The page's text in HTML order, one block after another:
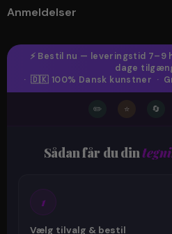
Anmeldelser
⚡ Bestil nu — leveringstid 7–9
dage
· 🇩🇰 100% Dansk kunstner ·
✏️ ⭐ 🔄
Sådan får du din
1
Vælg tilvalg & bestil